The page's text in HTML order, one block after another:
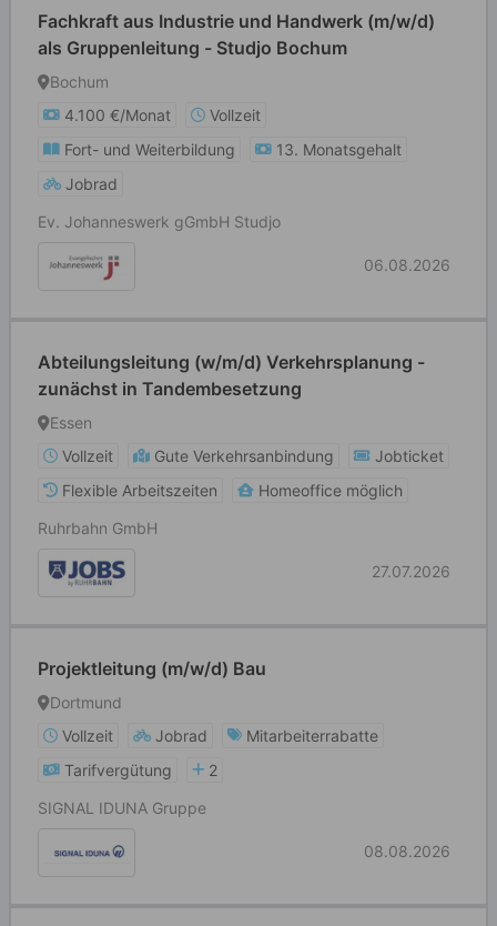
Fachkraft aus Industrie und Handwerk (m/w/d)
als Gruppenleitung - Studjo Bochum
Bochum
4.100 €/Monat
Vollzeit
Fort- und Weiterbildung
13. Monatsgehalt
Jobrad
Ev. Johanneswerk gGmbH Studjo
06.08.2026
Abteilungsleitung (w/m/d) Verkehrsplanung -
zunächst in Tandembesetzung
Essen
Vollzeit
Gute Verkehrsanbindung
Jobticket
Flexible Arbeitszeiten
Homeoffice möglich
Ruhrbahn GmbH
27.07.2026
Projektleitung (m/w/d) Bau
Dortmund
Vollzeit
Jobrad
Mitarbeiterrabatte
Tarifvergütung
2
SIGNAL IDUNA Gruppe
08.08.2026